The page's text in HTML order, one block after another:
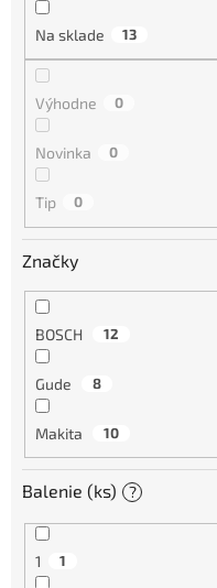
Na sklade 13
Výhodne 0
Novinka 0
Tip 0
Značky
BOSCH 12
Gude 8
Makita 10
Balenie (ks) ?
1 1